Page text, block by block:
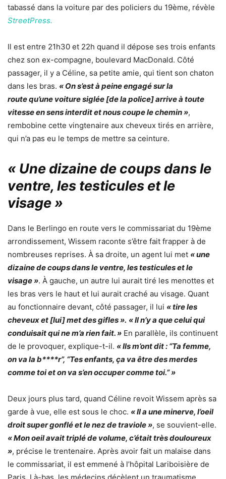
tabassé dans la voiture par des policiers du 19ème, révèle
StreetPress.
Il est entre 21h30 et 22h quand il dépose ses trois enfants
chez son ex-compagne, boulevard MacDonald. Côté
passager, il y a Céline, sa petite amie, qui tient son chaton
dans les bras. « On s’est à peine engagé sur la
route qu’une voiture siglée [de la police] arrive à toute
vitesse en sens interdit et nous coupe le chemin »,
rembobine cette vingtenaire aux cheveux tirés en arrière,
qui n’a pas eu le temps de mettre sa ceinture.
« Une dizaine de coups dans le
ventre, les testicules et le
visage »
Dans le Berlingo en route vers le commissariat du 19ème
arrondissement, Wissem raconte s’être fait frapper à de
nombreuses reprises. À sa droite, un agent lui met « une
dizaine de coups dans le ventre, les testicules et le
visage ». À gauche, un autre lui aurait tiré les menottes et
les bras vers le haut et lui aurait craché au visage. Quant
au fonctionnaire devant, côté passager, il lui « tire les
cheveux et [lui] met des gifles ». « Il n’y a que celui qui
conduisait qui ne m’a rien fait. » En parallèle, ils continuent
de le provoquer, explique-t-il. « Ils m’ont dit : “Ta femme,
on va la b****r”, “Tes enfants, ça va être des merdes
comme toi et on va s’en occuper comme toi.” »
Deux jours plus tard, quand Céline revoit Wissem après sa
garde à vue, elle est sous le choc. « Il a une minerve, l’oeil
droit super gonflé et le nez de traviole », se souvient-elle.
« Mon oeil avait triplé de volume, c’était très douloureux
», précise le trentenaire. Après avoir fait un malaise dans
le commissariat, il est emmené à l’hôpital Lariboisière de